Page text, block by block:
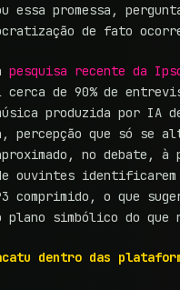
essa promessa,
de fato
pesquisa recente da
cerca de 90% de
produzida por IA
percepção que só se
no debate, à
ouvintes
comprimido, o que
plano simbólico do que
dentro das